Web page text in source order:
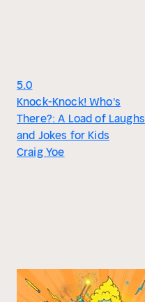
5.0
Knock-Knock! Who's
There?: A Load of Laughs
and Jokes for Kids
Craig Yoe